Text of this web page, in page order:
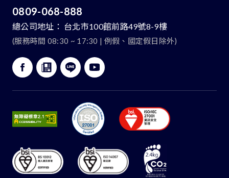
0809-068-888
總公司地址： 台北市100館前路49號8-9樓
(服務時間 08:30 ~ 17:30 | 例假、國定假日除外)